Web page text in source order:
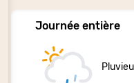
Journée entière